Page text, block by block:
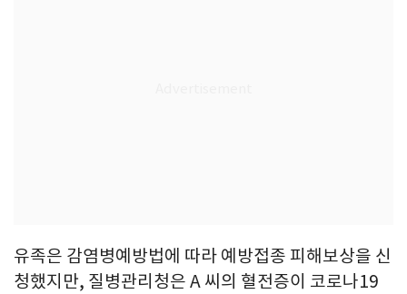
유족은 감염병예방법에 따라 예방접종 피해보상을 신
청했지만, 질병관리청은 A 씨의 혈전증이 코로나19